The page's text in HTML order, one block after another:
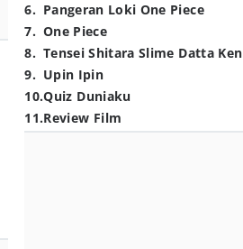
6. Pangeran Loki One Piece
7. One Piece
8. Tensei Shitara Slime Datta Ken
9. Upin Ipin
10.Quiz Duniaku
11.Review Film